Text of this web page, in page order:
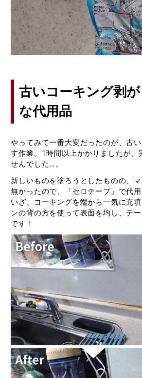
資料請求
お問い合わせ
古いコーキング剥
な代用品
やってみて一番大変だったのが、古
す作業。1時間以上かかりましたが、
せんでした…。
新しいものを塗ろうとしたものの、
無かったので、「セロテープ」で代用
いざ、コーキングを端から一気に充
ンの背の方を使って表面を均し、テ
です！